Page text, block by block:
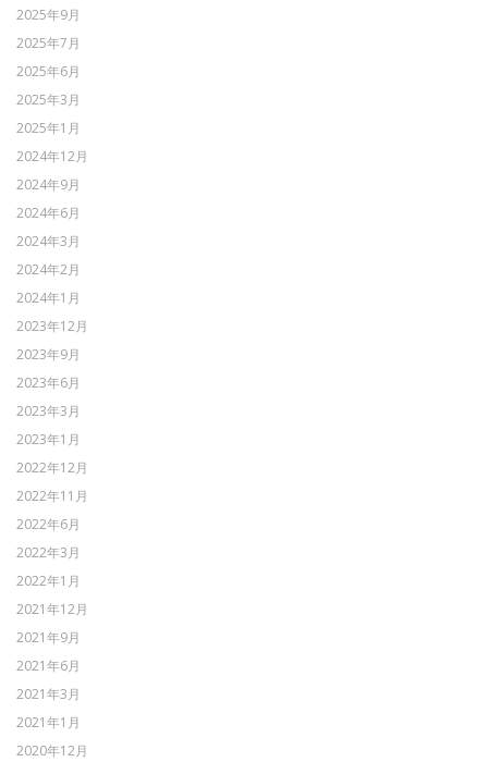
2025年9月
2025年7月
2025年6月
2025年3月
2025年1月
2024年12月
2024年9月
2024年6月
2024年3月
2024年2月
2024年1月
2023年12月
2023年9月
2023年6月
2023年3月
2023年1月
2022年12月
2022年11月
2022年6月
2022年3月
2022年1月
2021年12月
2021年9月
2021年6月
2021年3月
2021年1月
2020年12月